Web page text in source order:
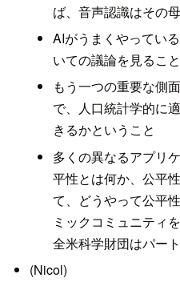
ば、音声認識はその
AIがうまくやってい
いての議論を見るこ
もう一つの重要な側
で、人口統計学的に
きるかということ
多くの異なるアプリ
平性とは何か、公平
て、どうやって公平
ミックコミュニティ
全米科学財団はパー
(Nicol)